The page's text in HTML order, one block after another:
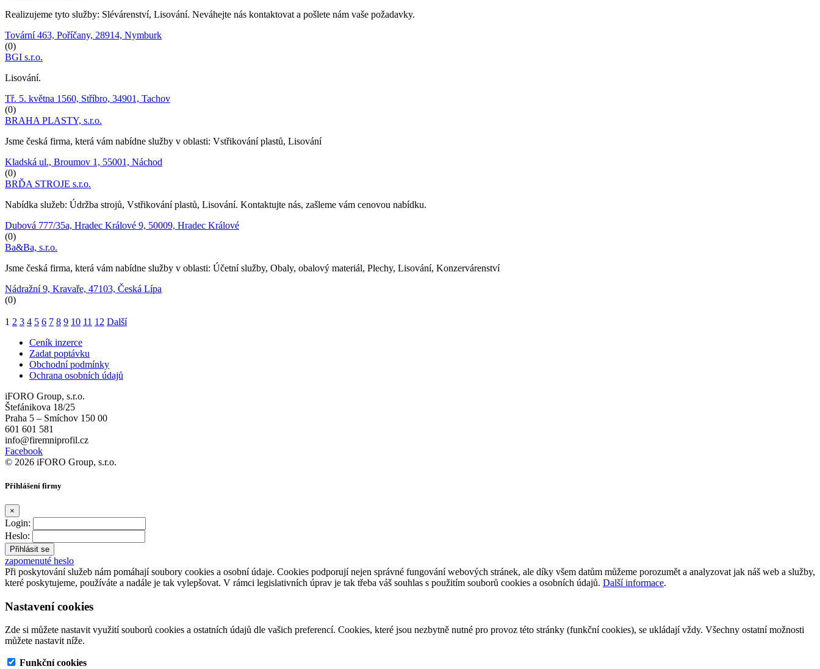
Realizujeme tyto služby: Slévárenství, Lisování. Neváhejte nás kontaktovat a pošlete nám vaše požadavky.
Tovární 463, Poříčany, 28914, Nymburk
(0)
BGI s.r.o.
Lisování.
Tř. 5. května 1560, Stříbro, 34901, Tachov
(0)
BRAHA PLASTY, s.r.o.
Jsme česká firma, která vám nabídne služby v oblasti: Vstřikování plastů, Lisování
Kladská ul., Broumov 1, 55001, Náchod
(0)
BRĎA STROJE s.r.o.
Nabídka služeb: Údržba strojů, Vstřikování plastů, Lisování. Kontaktujte nás, zašleme vám cenovou nabídku.
Dubová 777/35a, Hradec Králové 9, 50009, Hradec Králové
(0)
Ba&Ba, s.r.o.
Jsme česká firma, která vám nabídne služby v oblasti: Účetní služby, Obaly, obalový materiál, Plechy, Lisování, Konzervárenství
Nádražní 9, Kravaře, 47103, Česká Lípa
(0)
1 2 3 4 5 6 7 8 9 10 11 12 Další
Ceník inzerce
Zadat poptávku
Obchodní podmínky
Ochrana osobních údajů
iFORO Group, s.r.o.
Štefánikova 18/25
Praha 5 – Smíchov 150 00
601 601 581
info@firemniprofil.cz
Facebook
© 2026 iFORO Group, s.r.o.
Přihlášení firmy
×
Login:
Heslo:
zapomenuté heslo
Při poskytování služeb nám pomáhají soubory cookies a osobní údaje. Cookies podporují nejen správné fungování webových stránek, ale díky všem datům můžeme porozumět a analyzovat jak náš web a služby,
které poskytujeme, používáte a nadále je tak vylepšovat. V rámci legislativních úprav je tak třeba váš souhlas s použitím souborů cookies a osobních údajů. Další informace.
Nastavení cookies
Zde si můžete nastavit využití souborů cookies a ostatních údajů dle vašich preferencí. Cookies, které jsou nezbytně nutné pro provoz této stránky (funkční cookies), se ukládají vždy. Všechny ostatní možnosti
můžete nastavit níže.
Funkční cookies